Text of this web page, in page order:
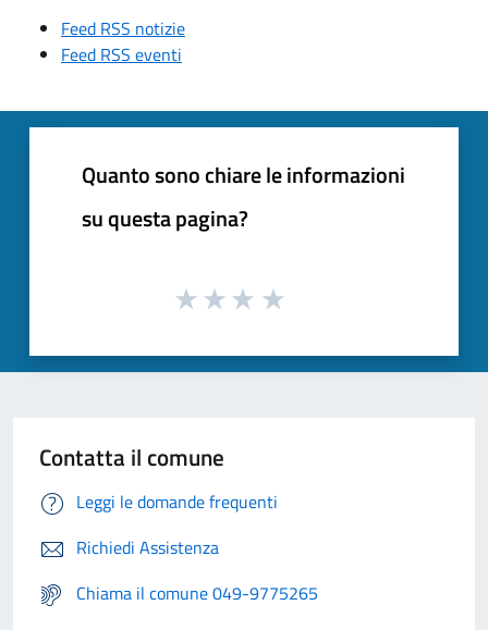
Feed RSS notizie
Feed RSS eventi
Quanto sono chiare le informazioni
su questa pagina?
Contatta il comune
Leggi le domande frequenti
Richiedi Assistenza
Chiama il comune 049-9775265